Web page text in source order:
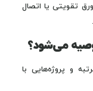
تقویتی یا اتصال
می‌شود؟
و پروژه‌هایی با